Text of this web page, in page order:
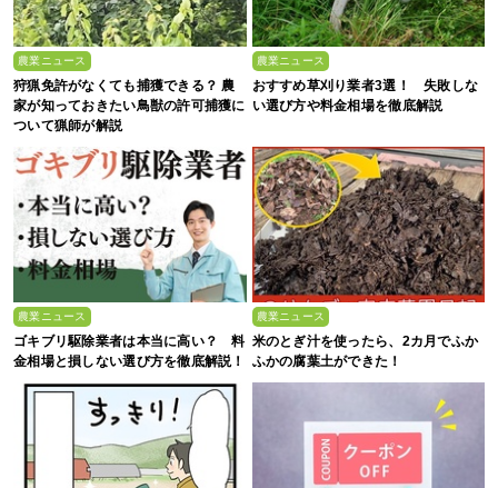
農業ニュース
狩猟免許がなくても捕獲できる？ 農
家が知っておきたい鳥獣の許可捕獲に
ついて猟師が解説
農業ニュース
おすすめ草刈り業者3選！ 失敗しな
い選び方や料金相場を徹底解説
農業ニュース
ゴキブリ駆除業者は本当に高い？ 料
金相場と損しない選び方を徹底解説！
農業ニュース
米のとぎ汁を使ったら、2カ月でふか
ふかの腐葉土ができた！